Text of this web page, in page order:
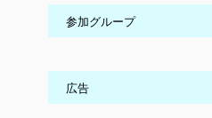
参加グループ
広告